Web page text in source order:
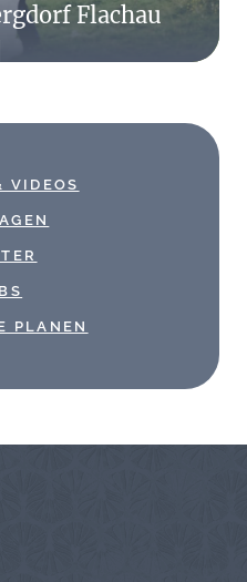
Flachau
VIDEOS
PLANEN